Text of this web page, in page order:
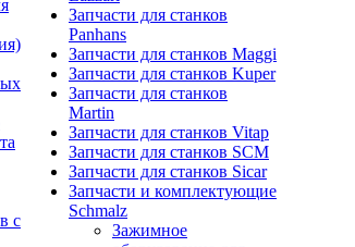
с
Запчасти для станков
Panhans
Запчасти для станков Maggi
Запчасти для станков Kuper
Запчасти для станков
Martin
Запчасти для станков Vitap
Запчасти для станков SCM
Запчасти для станков Sicar
Запчасти и комплектующие
Schmalz
Зажимное